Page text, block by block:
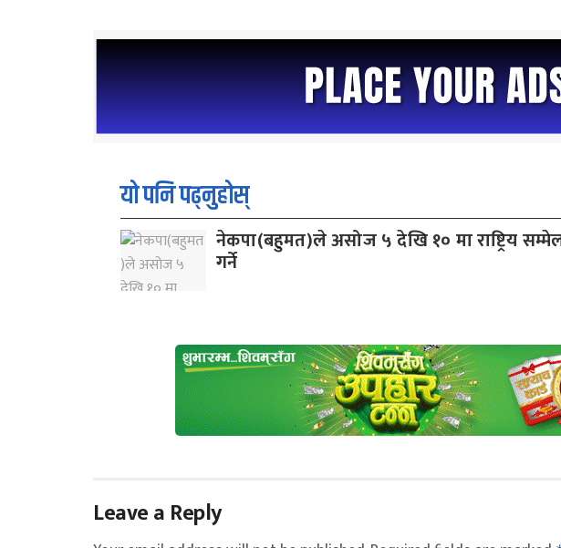
यो पनि पढ्नुहोस्
नेकपा(बहुमत)ले असोज ५ देखि १० मा राष्ट्रिय
गर्ने
Leave a Reply